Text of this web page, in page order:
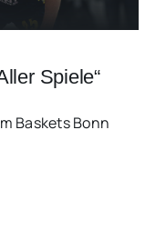
Spiele“
Baskets Bonn